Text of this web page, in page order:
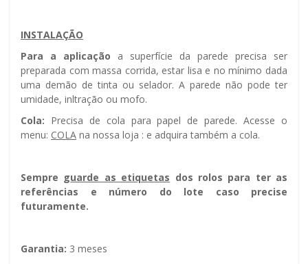
INSTALAÇÃO
Para a aplicação a superfície da parede precisa ser
preparada com massa corrida, estar lisa e no mínimo dada
uma demão de tinta ou selador. A parede não pode ter
umidade, infiltração ou mofo.
Cola: Precisa de cola para papel de parede. Acesse o
menu: COLA na nossa loja : e adquira também a cola.
Sempre guarde as etiquetas dos rolos para ter as
referências e número do lote caso precise
futuramente.
Garantia: 3 meses